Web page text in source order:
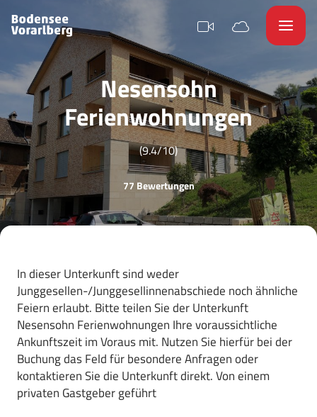
Nesensohn
Ferienwohnungen
(9.4/10)
77 Bewertungen
In dieser Unterkunft sind weder
Junggesellen-/Junggesellinnenabschiede noch ähnliche
Feiern erlaubt. Bitte teilen Sie der Unterkunft
Nesensohn Ferienwohnungen Ihre voraussichtliche
Ankunftszeit im Voraus mit. Nutzen Sie hierfür bei der
Buchung das Feld für besondere Anfragen oder
kontaktieren Sie die Unterkunft direkt. Von einem
privaten Gastgeber geführt